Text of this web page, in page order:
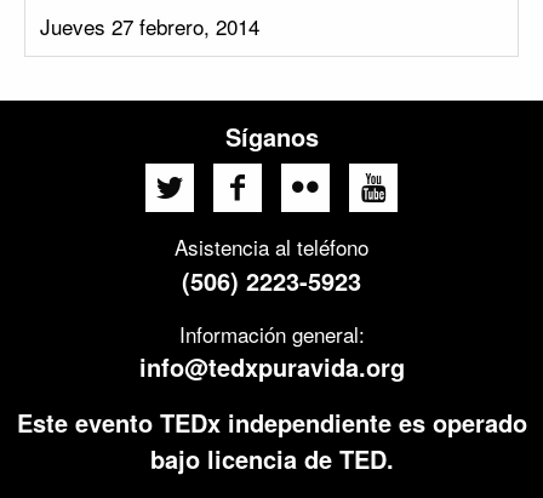
Jueves 27 febrero, 2014
Síganos
Asistencia al teléfono
(506) 2223-5923
Información general:
info@tedxpuravida.org
Este evento TEDx independiente es operado
bajo licencia de TED.